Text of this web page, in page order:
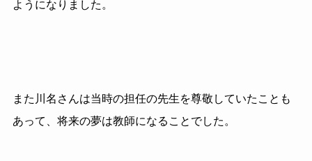
ようになりました。
また川名さんは当時の担任の先生を尊敬していたことも
あって、将来の夢は教師になることでした。